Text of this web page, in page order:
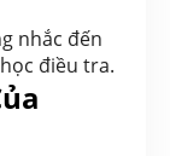
nhắc đến
điều tra.